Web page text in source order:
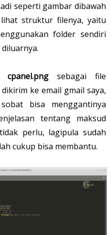
seperti gambar dibawah
struktur filenya, yaitu
folder sendiri
cpanel.png sebagai file
ke email gmail saya,
bisa menggantinya
tentang maksud
perlu, lagipula sudah
cukup bisa membantu.